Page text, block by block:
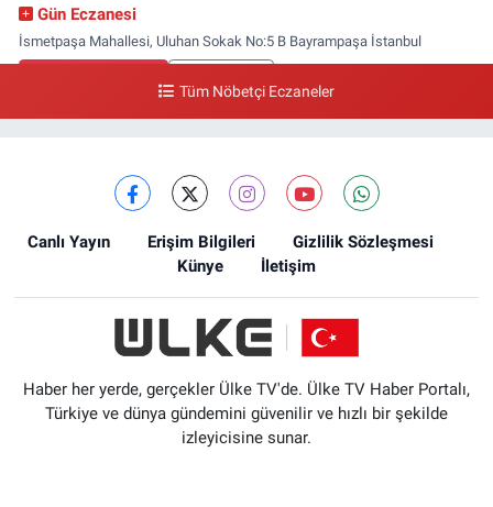
Gün Eczanesi
İsmetpaşa Mahallesi, Uluhan Sokak No:5 B Bayrampaşa İstanbul
0 (212) 640 11 57 Yol Tarifi Al
Tüm Nöbetçi Eczaneler
Canlı Yayın Erişim Bilgileri
Gizlilik Sözleşmesi
Künye
İletişim
Haber her yerde, gerçekler Ülke TV'de. Ülke TV Haber Portalı,
Türkiye ve dünya gündemini güvenilir ve hızlı bir şekilde
izleyicisine sunar.